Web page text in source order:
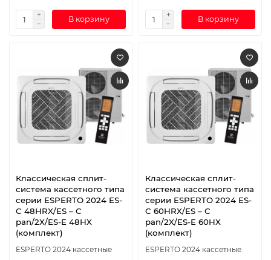
В корзину В корзину
Классическая сплит-
система кассетного типа
серии ESPERTO 2024 ES-
C 48HRX/ES – C
pan/2X/ES-E 48HX
(комплект)
ESPERTO 2024 кассетные
Классическая сплит-
система кассетного типа
серии ESPERTO 2024 ES-
C 60HRX/ES – C
pan/2X/ES-E 60HX
(комплект)
ESPERTO 2024 кассетные